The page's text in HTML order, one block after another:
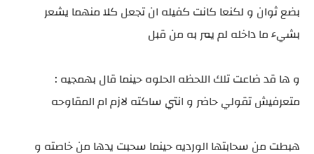
بضع ثوان و لكنعا كانت كفيله ان تجعل كلا منهما يشعر
بشيء ما داخله لم يمر به من قبل
و ها قد ضاعت تلك اللحظه الحلوه حينما قال بهمجيه :
متعرفيش تقولي حاضر و انتي ساكته لازم ام المقاوحه
هبطت من سحابتها الورديه حينما سحبت يدها من خاصته و